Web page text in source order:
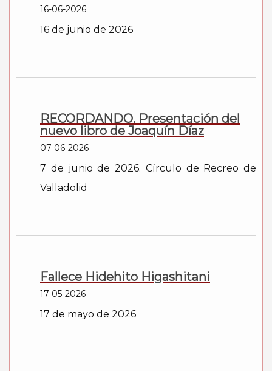
16-06-2026
16 de junio de 2026
RECORDANDO. Presentación del
nuevo libro de Joaquín Díaz
07-06-2026
7 de junio de 2026. Círculo de Recreo de
Valladolid
Fallece Hidehito Higashitani
17-05-2026
17 de mayo de 2026